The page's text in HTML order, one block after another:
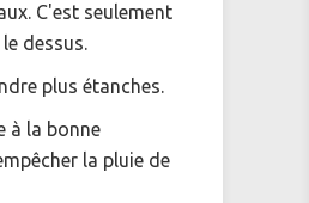
C'est seulement
dessus.
plus étanches.
à la bonne
la pluie de